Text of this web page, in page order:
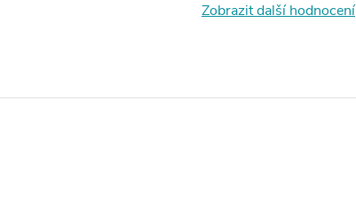
Zobrazit další hodnocení